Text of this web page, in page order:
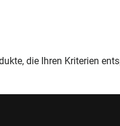
die Ihren Kriterien